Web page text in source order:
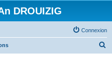
DROUIZIG
Connexion